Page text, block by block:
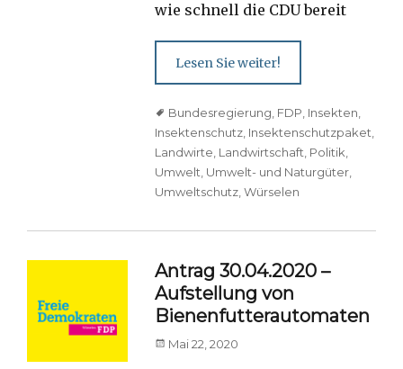
wie schnell die CDU bereit
Lesen Sie weiter!
TagsBundesregierung, FDP, Insekten,
Insektenschutz, Insektenschutzpaket,
Landwirte, Landwirtschaft, Politik,
Umwelt, Umwelt- und Naturgüter,
Umweltschutz,Würselen
Antrag 30.04.2020 –
Aufstellung von
Bienenfutterautomaten
Posted
Mai 22, 2020